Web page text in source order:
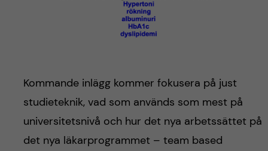
Kommande inlägg kommer fokusera på just
studieteknik, vad som används som mest på
universitetsnivå och hur det nya arbetssättet på
det nya läkarprogrammet – team based